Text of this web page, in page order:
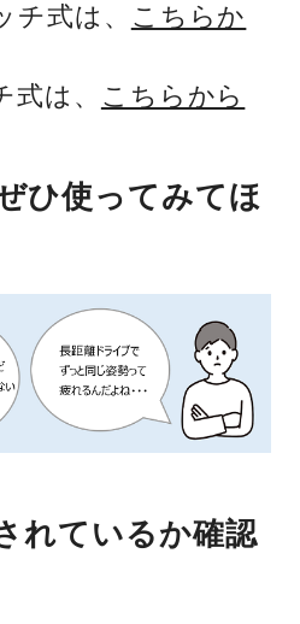
チ式は、 こちらか
式は、 こちらから
ひ使ってみてほ
れているか確認